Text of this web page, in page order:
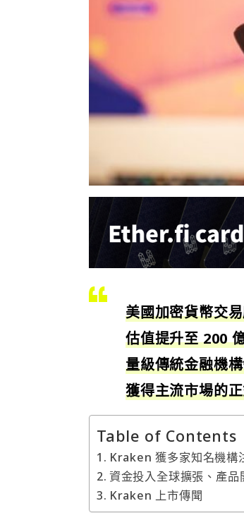
美國加密貨幣交
估值提升至 200
量級傳統金融機
獲得主流市場的
Table of Contents
Kraken 獲多家知名機構
資金投入全球擴張、產品
Kraken 上市傳聞